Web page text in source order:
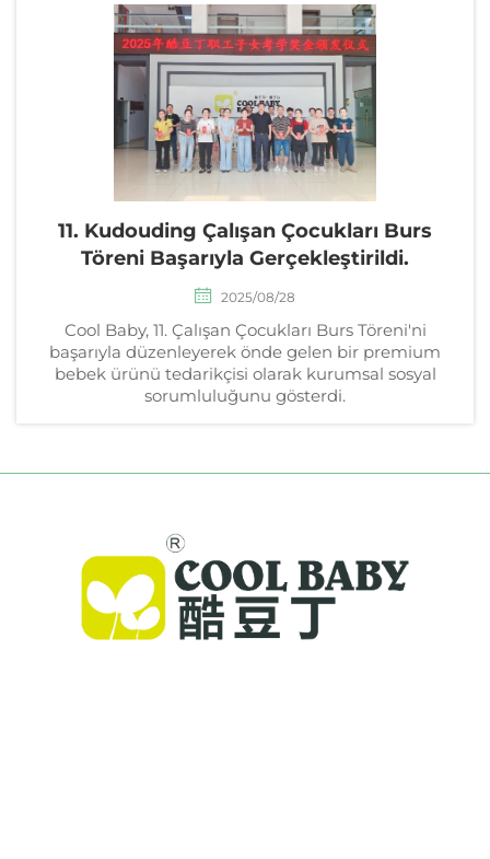
11. Kudouding Çalışan Çocukları Burs
Töreni Başarıyla Gerçekleştirildi.
2025/08/28
Cool Baby, 11. Çalışan Çocukları Burs Töreni'ni
başarıyla düzenleyerek önde gelen bir premium
bebek ürünü tedarikçisi olarak kurumsal sosyal
sorumluluğunu gösterdi.